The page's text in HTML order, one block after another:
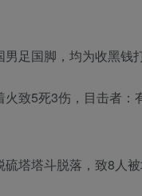
足国脚，均为收黑钱
致5死3伤，目击者
塔塔斗脱落，致8人